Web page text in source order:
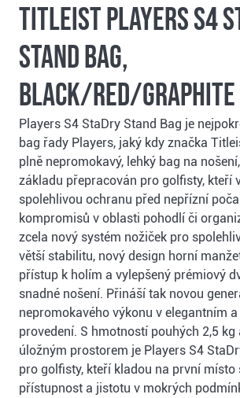
Titleist Players S4
stand bag,
black/red/graphite
Players S4 StaDry Stand Bag je
bag řady Players, jaký kdy značka
plně nepromokavý, lehký bag na
základu přepracován pro golfisty, kteří
spolehlivou ochranu před nepřízní
kompromisů v oblasti pohodlí či
zcela nový systém nožiček pro
větší stabilitu, nový design horní
přístup k holím a vylepšený prémiový
snadné nošení. Přináší tak novou
nepromokavého výkonu v elegantním
provedení. S hmotností pouhých 2,5
úložným prostorem je Players S4
pro golfisty, kteří kladou na první místo
přístupnost a jistotu v mokrých